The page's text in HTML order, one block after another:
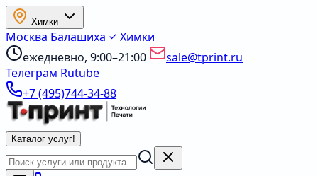
Химки
Москва Балашиха
Химки
ежедневно, 9:00–21:00
sale@tprint.ru
Телеграм Rutube
+7 (495)744-34-88
Каталог услуг!